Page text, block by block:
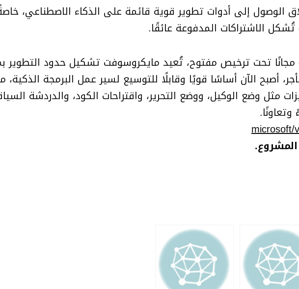
الوصول إلى أدوات تطوير قوية قائمة على الذكاء الاصطناعي،
تُشكل الاشتراكات المدفوعة عائقًا.
تحت ترخيص مفتوح، تُعيد مايكروسوفت تشكيل حدود التطوير
أصبح الآن أساسًا قويًا وقابلًا للتوسيع لسير عمل البرمجة
مثل وضع الوكيل، ووضع التحرير، واقتراحات الكود، والدردشة
microsoft/